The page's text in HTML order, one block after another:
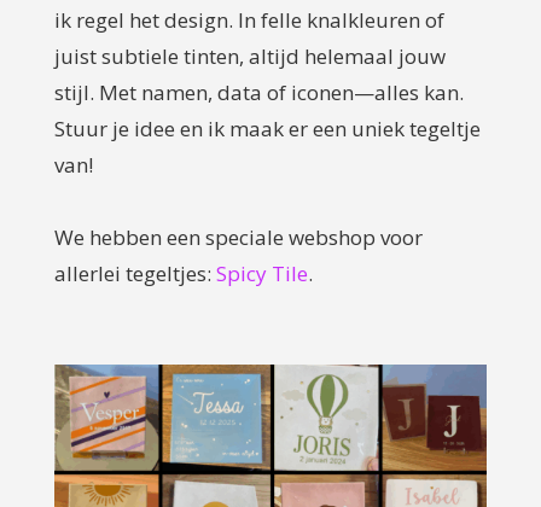
ik regel het design. In felle knalkleuren of
juist subtiele tinten, altijd helemaal jouw
stijl. Met namen, data of iconen—alles kan.
Stuur je idee en ik maak er een uniek tegeltje
van!
We hebben een speciale webshop voor
allerlei tegeltjes: Spicy Tile.